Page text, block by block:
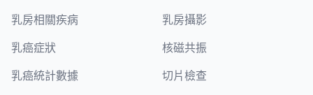
乳房相關疾病
乳癌症狀
乳癌統計數據
乳房攝影
核磁共振
切片檢查